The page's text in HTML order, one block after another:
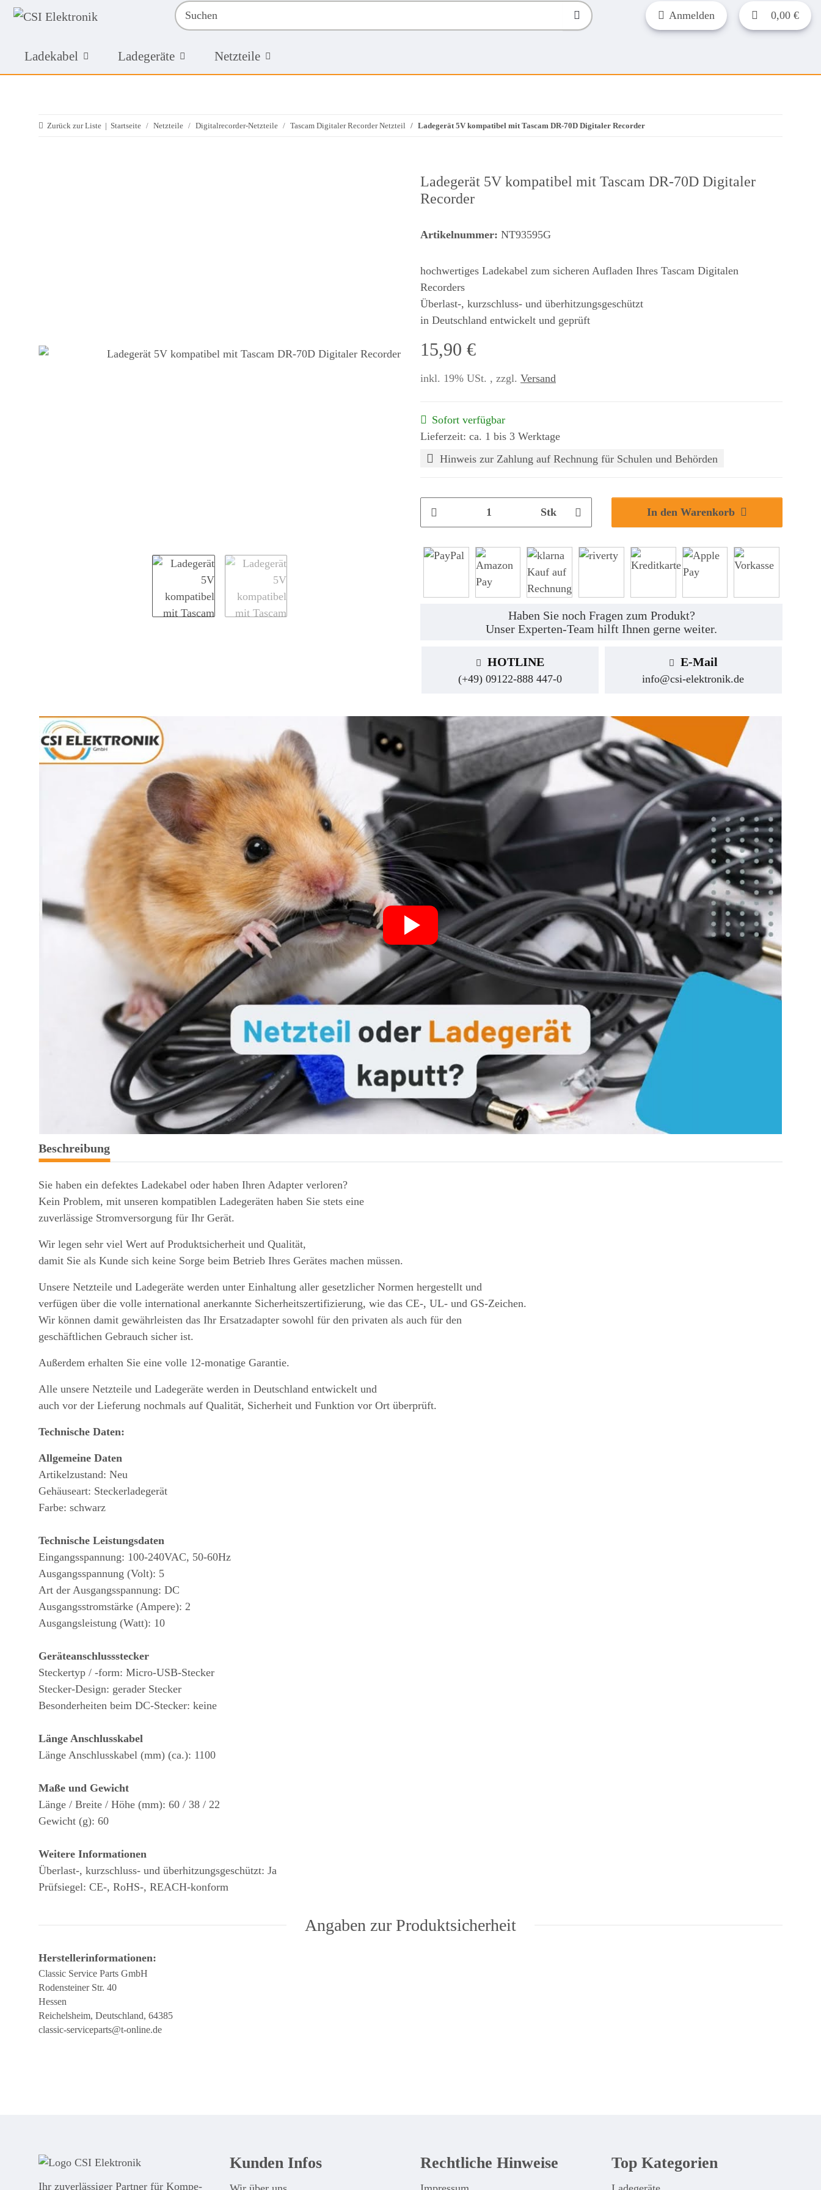
Anmelden 0,00 €
Ladekabel Ladegeräte Netzteile
Zurück zur Liste Startseite Netzteile Digitalrecorder-Netzteile Tascam Digitaler Recorder Netzteil Ladegerät 5V kompatibel mit Tascam DR-70D Digitaler Recorder
Ladegerät 5V kompatibel mit Tascam DR-70D Digitaler
Recorder
Artikelnummer: NT93595G
hochwertiges Ladekabel zum sicheren Aufladen Ihres Tascam Digitalen
Recorders
Überlast-, kurzschluss- und überhitzungsgeschützt
in Deutschland entwickelt und geprüft
15,90 €
inkl. 19% USt. , zzgl. Versand
Sofort verfügbar
Lieferzeit: ca. 1 bis 3 Werktage
Hinweis zur Zahlung auf Rechnung für Schulen und Behörden
Stk In den Warenkorb
Haben Sie noch Fragen zum Produkt?
Unser Experten-Team hilft Ihnen gerne weiter.
HOTLINE
(+49) 09122-888 447-0
E-Mail
info@csi-elektronik.de
weitere Registerkarten anzeigen
Beschreibung
Sie haben ein defektes Ladekabel oder haben Ihren Adapter verloren?
Kein Problem, mit unseren kompatiblen Ladegeräten haben Sie stets eine
zuverlässige Stromversorgung für Ihr Gerät.
Wir legen sehr viel Wert auf Produktsicherheit und Qualität,
damit Sie als Kunde sich keine Sorge beim Betrieb Ihres Gerätes machen müssen.
Unsere Netzteile und Ladegeräte werden unter Einhaltung aller gesetzlicher Normen hergestellt und
verfügen über die volle international anerkannte Sicherheitszertifizierung, wie das CE-, UL- und GS-Zeichen.
Wir können damit gewährleisten das Ihr Ersatzadapter sowohl für den privaten als auch für den
geschäftlichen Gebrauch sicher ist.
Außerdem erhalten Sie eine volle 12-monatige Garantie.
Alle unsere Netzteile und Ladegeräte werden in Deutschland entwickelt und
auch vor der Lieferung nochmals auf Qualität, Sicherheit und Funktion vor Ort überprüft.
Technische Daten:
Allgemeine Daten
Artikelzustand: Neu
Gehäuseart: Steckerladegerät
Farbe: schwarz
Technische Leistungsdaten
Eingangsspannung: 100-240VAC, 50-60Hz
Ausgangsspannung (Volt): 5
Art der Ausgangsspannung: DC
Ausgangsstromstärke (Ampere): 2
Ausgangsleistung (Watt): 10
Geräteanschlussstecker
Steckertyp / -form: Micro-USB-Stecker
Stecker-Design: gerader Stecker
Besonderheiten beim DC-Stecker: keine
Länge Anschlusskabel
Länge Anschlusskabel (mm) (ca.): 1100
Maße und Gewicht
Länge / Breite / Höhe (mm): 60 / 38 / 22
Gewicht (g): 60
Weitere Informationen
Überlast-, kurzschluss- und überhitzungsgeschützt: Ja
Prüfsiegel: CE-, RoHS-, REACH-konform
Angaben zur Produktsicherheit
Herstellerinformationen:
Classic Service Parts GmbH
Rodensteiner Str. 40
Hessen
Reichelsheim, Deutschland, 64385
classic-serviceparts@t-online.de
Ihr zuver­läs­siger Partner für Kom­pe­
Kunden Infos Rechtliche Hinweise Top Kategorien